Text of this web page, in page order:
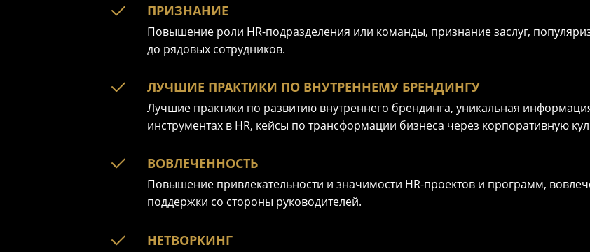
ПРИЗНАНИЕ
Повышение роли HR-подразделения или команды, признание заслуг,
до рядовых сотрудников.
ЛУЧШИЕ ПРАКТИКИ ПО ВНУТРЕННЕМУ БРЕНДИНГУ
Лучшие практики по развитию внутреннего брендинга, уникальная
инструментах в HR, кейсы по трансформации бизнеса через корпоративную
ВОВЛЕЧЕННОСТЬ
Повышение привлекательности и значимости HR-проектов и программ,
поддержки со стороны руководителей.
НЕТВОРКИНГ